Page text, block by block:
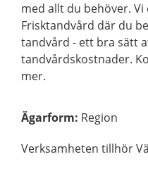
med allt du behöver.
Frisktandvård där du
tandvård - ett bra sätt
tandvårdskostnader.
mer.
Ägarform: Region
Verksamheten tillhör